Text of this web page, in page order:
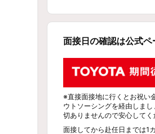
面接日の確認は公式ペ
※直接面接地に行くとお祝い
ウトソーシングを経由しま
切ありませんので安心してく
面接してから赴任日までは1